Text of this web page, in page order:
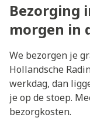
Bezorging
morgen in
We bezorgen je
Hollandsche
werkdag, dan
je op de stoep.
bezorgkosten.